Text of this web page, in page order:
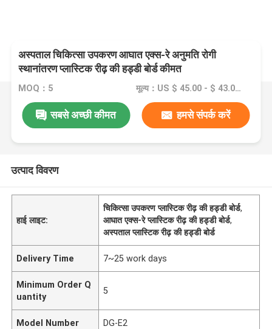
अस्पताल चिकित्सा उपकरण आघात एक्स-रे अनुमति रोगी
स्थानांतरण प्लास्टिक रीढ़ की हड्डी बोर्ड कीमत
MOQ：5 मूल्य：US $ 45.00 - $ 43.00/Piece
सबसे अच्छी कीमत हमसे संपर्क करें
उत्पाद विवरण
हाई लाइट:
चिकित्सा उपकरण प्लास्टिक रीढ़ की हड्डी बोर्ड,
आघात एक्स-रे प्लास्टिक रीढ़ की हड्डी बोर्ड,
अस्पताल प्लास्टिक रीढ़ की हड्डी बोर्ड
Delivery Time 7~25 work days
Minimum Order Q
uantity
5
Model Number DG-E2